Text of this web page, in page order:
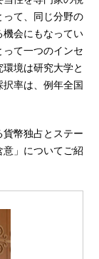
って、同じ分野の
機会にもなってい
って一つのインセ
境は研究大学と
率は、例年全国
幣独占とステー
」についてご紹